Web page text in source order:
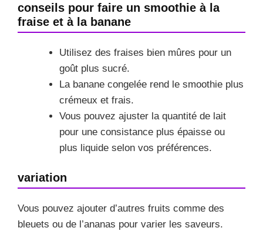
conseils pour faire un smoothie à la
fraise et à la banane
Utilisez des fraises bien mûres pour un
goût plus sucré.
La banane congelée rend le smoothie plus
crémeux et frais.
Vous pouvez ajuster la quantité de lait
pour une consistance plus épaisse ou
plus liquide selon vos préférences.
variation
Vous pouvez ajouter d’autres fruits comme des
bleuets ou de l’ananas pour varier les saveurs.